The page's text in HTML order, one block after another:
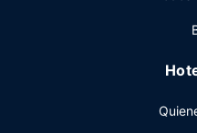
recepción las 24 horas a tu